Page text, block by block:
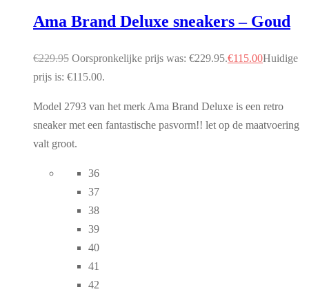
Ama Brand Deluxe sneakers – Goud
€229.95 Oorspronkelijke prijs was: €229.95.€115.00Huidige
prijs is: €115.00.
Model 2793 van het merk Ama Brand Deluxe is een retro
sneaker met een fantastische pasvorm!! let op de maatvoering
valt groot.
36
37
38
39
40
41
42